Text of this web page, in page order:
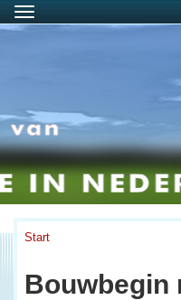
Menu
Start
Bouwbegin